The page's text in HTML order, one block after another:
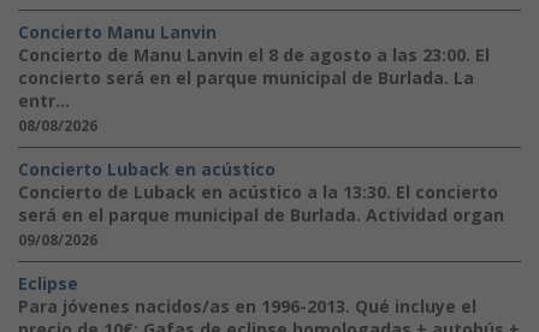
Concierto Manu Lanvin
Concierto de Manu Lanvin el 8 de agosto a las 23:00. El
concierto será en el parque municipal de Burlada. La
entr...
08/08/2026
Concierto Luback en acústico
Concierto de Luback en acústico a la 13:30. El concierto
será en el parque municipal de Burlada. Actividad organ
09/08/2026
Eclipse
Para jóvenes nacidos/as en 1996-2013. Qué incluye el